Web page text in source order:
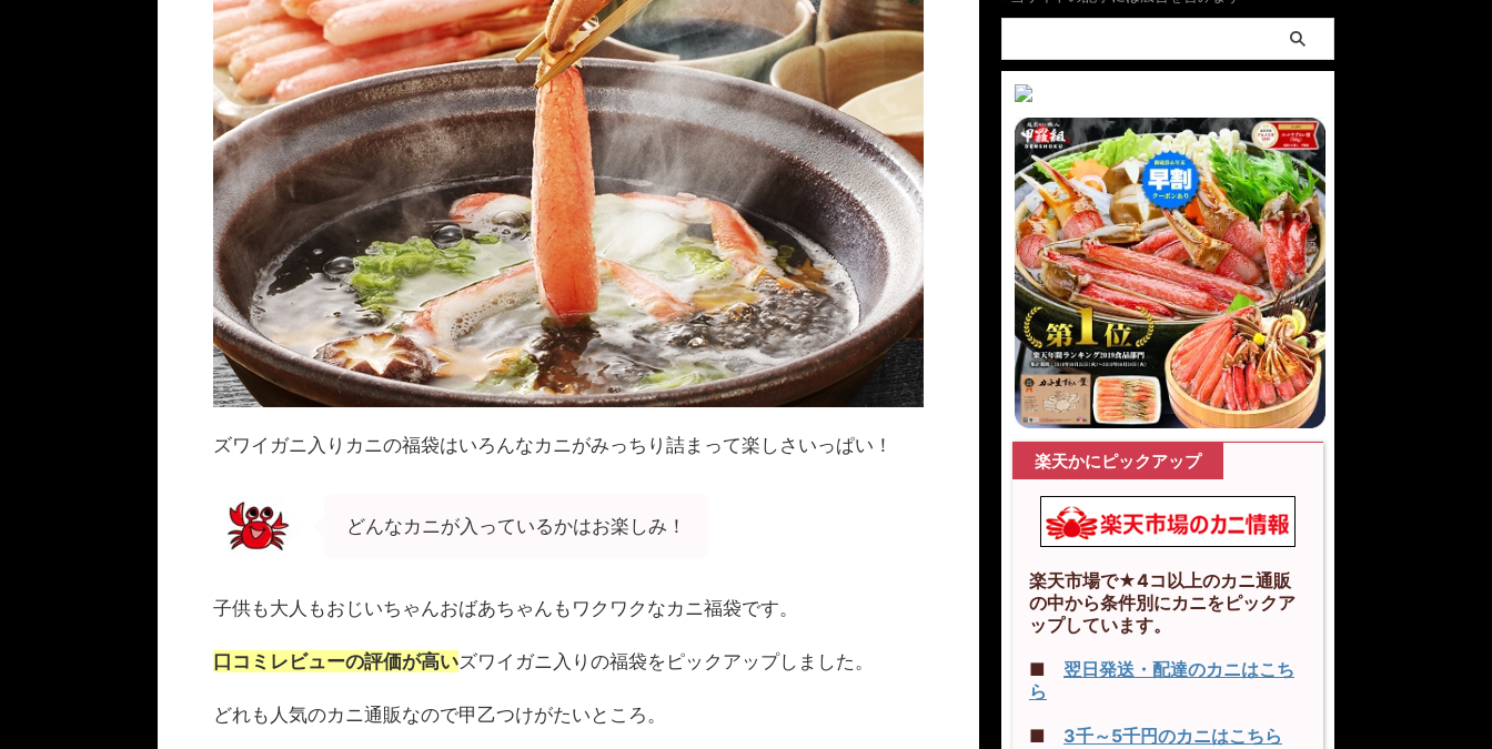
ズワイガニ入りカニの福袋はいろんなカニがみっちり詰まって楽しさいっぱい！
どんなカニが入っているかはお楽しみ！
子供も大人もおじいちゃんおばあちゃんもワクワクなカニ福袋です。
口コミレビューの評価が高いズワイガニ入りの福袋をピックアップしました。
どれも人気のカニ通販なので甲乙つけがたいところ。
楽天かにピックアップ
楽天市場で★4コ以上のカニ通販
の中から条件別にカニをピックア
ップしています。
■ 翌日発送・配達のカニはこち
ら
■ 3千～5千円のカニはこちら